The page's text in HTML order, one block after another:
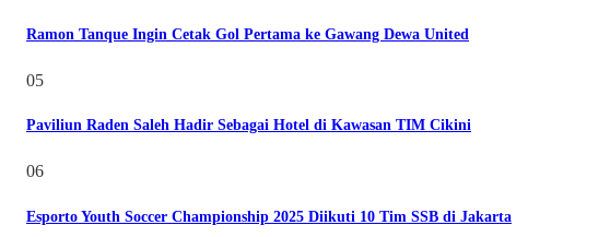
Ramon Tanque Ingin Cetak Gol Pertama ke Gawang Dewa United
05
Paviliun Raden Saleh Hadir Sebagai Hotel di Kawasan TIM Cikini
06
Esporto Youth Soccer Championship 2025 Diikuti 10 Tim SSB di Jakarta